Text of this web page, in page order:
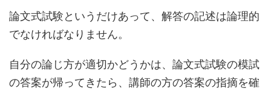
論文式試験というだけあって、解答の記述は論理的
でなければなりません。
自分の論じ方が適切かどうかは、論文式試験の模試
の答案が帰ってきたら、講師の方の答案の指摘を確